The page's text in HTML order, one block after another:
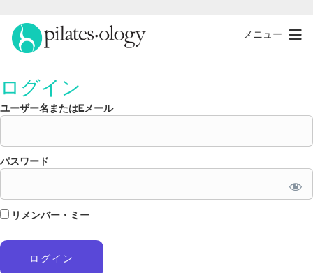
メニュー
ログイン
ユーザー名またはEメール
パスワード
リメンバー・ミー